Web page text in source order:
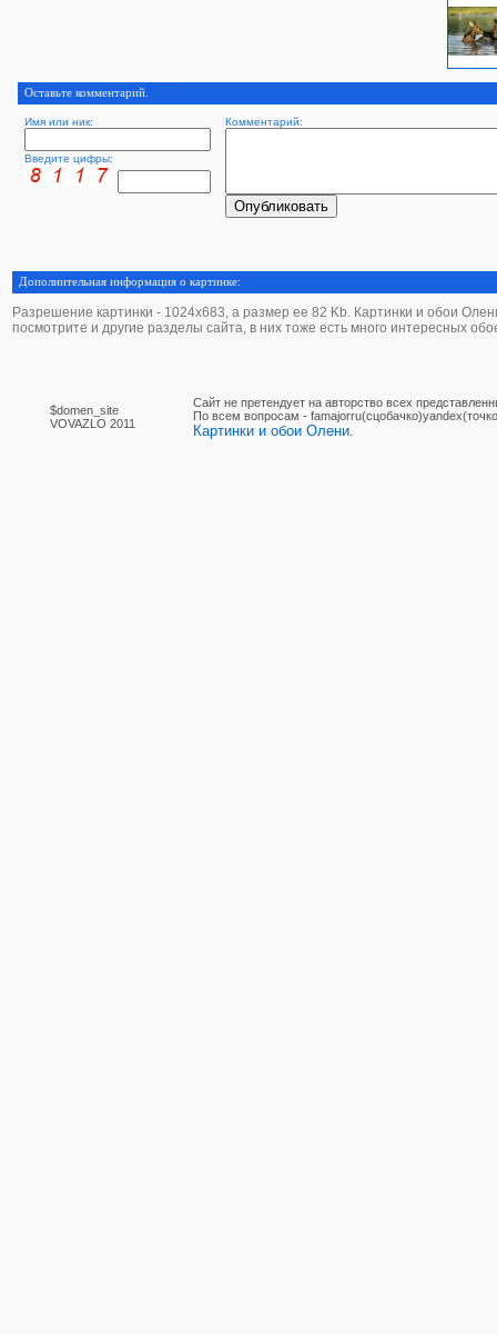
Оставьте комментарий.
Имя или ник: Комментарий:
Введите цифры:
Дополнительная информация о картинке:
Разрешение картинки - 1024х683, а размер ее 82 Kb. Картинки и обои
посмотрите и другие разделы сайта, в них тоже есть много интересных
$domen_site
VOVAZLO 2011
Сайт не претендует на авторство всех
По вcем вопросам -
Картинки и обои Олени.